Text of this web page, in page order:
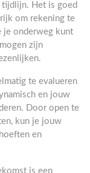
tijdlijn. Het is goed
om rekening te
je onderweg kunt
zijn
te evalueren
en jouw
Door open te
kun je jouw
en
is een